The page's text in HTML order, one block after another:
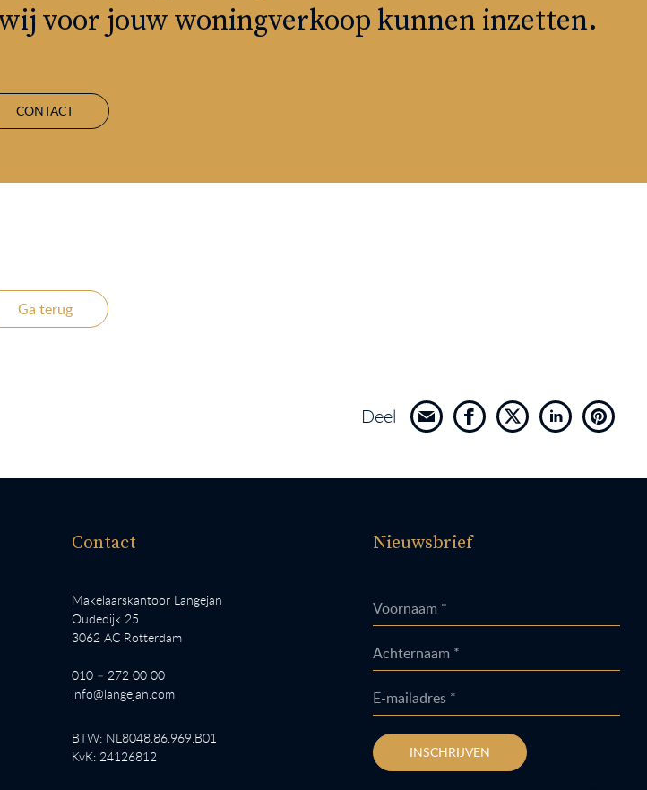
voor jouw woningverkoop kunnen inzetten.
CONTACT
Ga terug
Deel
Contact
Makelaarskantoor Langejan
Oudedijk 25
3062 AC Rotterdam
010 – 272 00 00
info@langejan.com
BTW: NL8048.86.969.B01
KvK: 24126812
Nieuwsbrief
Voornaam *
Achternaam *
E-mailadres *
INSCHRIJVEN